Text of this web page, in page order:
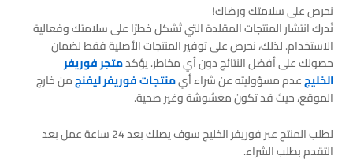
نحرص على سلامتك ورضاك!
نُدرك انتشار المنتجات المقلدة التي تُشكل خطرًا على سلامتك وفعالية
الاستخدام. لذلك، نحرص على توفير المنتجات الأصلية فقط لضمان
حصولك على أفضل النتائج دون أي مخاطر. يؤكدمتجر فوريفر
الخليجعدم مسؤوليته عن شراء أيمنتجات فوريفر ليفنجمن خارج
الموقع، حيث قد تكون مغشوشة وغير صحية.
لطلب المنتج عبر فوريفر الخليج سوف يصلك بعد24 ساعة
عمل بعد
التقدم بطلب الشراء.